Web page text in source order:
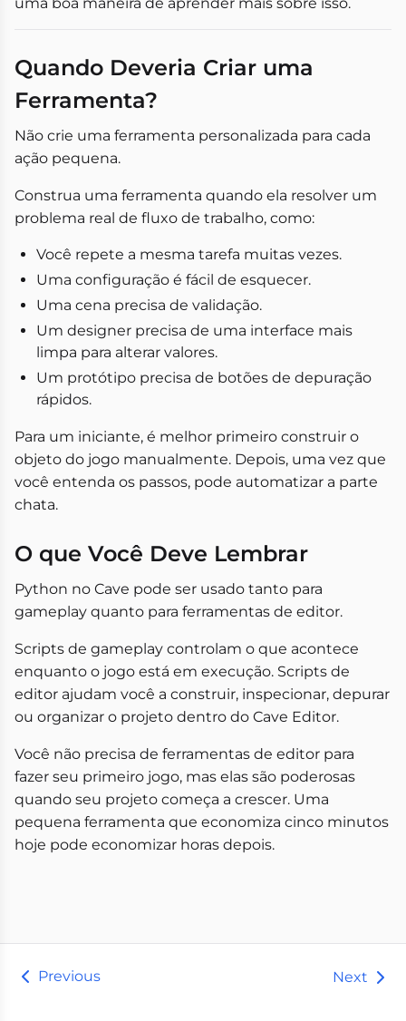
Quando Deveria Criar uma
Ferramenta?
Não crie uma ferramenta personalizada para cada
ação pequena.
Construa uma ferramenta quando ela resolver um
problema real de fluxo de trabalho, como:
Você repete a mesma tarefa muitas vezes.
Uma configuração é fácil de esquecer.
Uma cena precisa de validação.
Um designer precisa de uma interface mais
limpa para alterar valores.
Um protótipo precisa de botões de depuração
rápidos.
Para um iniciante, é melhor primeiro construir o
objeto do jogo manualmente. Depois, uma vez que
você entenda os passos, pode automatizar a parte
chata.
O que Você Deve Lembrar
Python no Cave pode ser usado tanto para
gameplay quanto para ferramentas de editor.
Scripts de gameplay controlam o que acontece
enquanto o jogo está em execução. Scripts de
editor ajudam você a construir, inspecionar, depurar
ou organizar o projeto dentro do Cave Editor.
Você não precisa de ferramentas de editor para
fazer seu primeiro jogo, mas elas são poderosas
quando seu projeto começa a crescer. Uma
pequena ferramenta que economiza cinco minutos
hoje pode economizar horas depois.
Previous Next